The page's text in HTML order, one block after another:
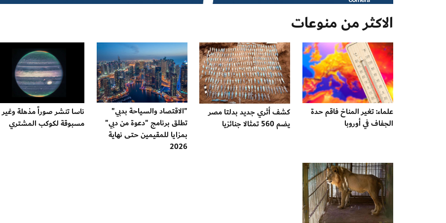
الاكثر من منوعات
علماء: تغير المناخ فاقم حدة
الجفاف في أوروبا
كشف أثري جديد بدلتا مصر
يضم 560 تمثالا جنائزيا
"الاقتصاد والسياحة بدبي"
تطلق برنامج "دعوة من دبي"
بمزايا للمقيمين حتى نهاية
2026
ناسا تنشر صوراً مذهلة وغير
مسبوقة لكوكب المشتري